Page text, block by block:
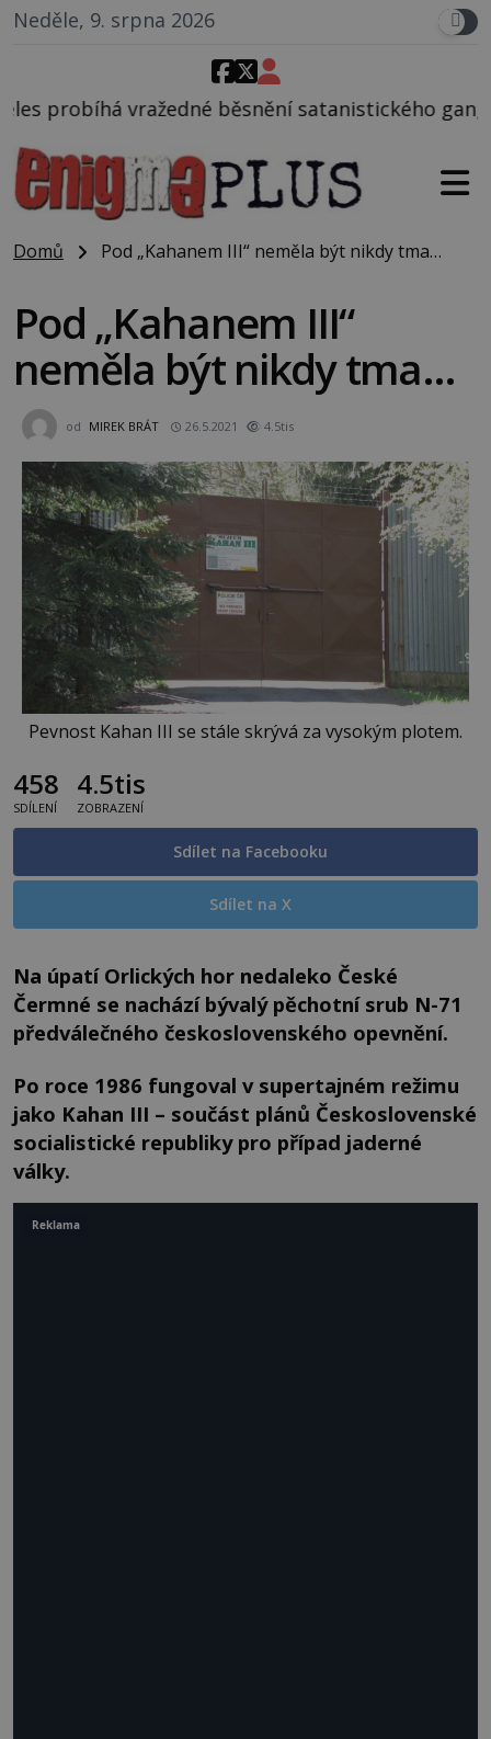
Neděle, 9. srpna 2026
satanistického gangu vedeného
Domů Pod „Kahanem III“ neměla být nikdy tma…
Pod „Kahanem III“
neměla být nikdy tma…
od MIREK BRÁT 26.5.2021 4.5tis
Pevnost Kahan III se stále skrývá za vysokým plotem.
458
SDÍLENÍ
4.5tis
ZOBRAZENÍ
Sdílet na Facebooku
Sdílet na X
Na úpatí Orlických hor nedaleko České
Čermné se nachází bývalý pěchotní srub N-71
předválečného československého opevnění.
Po roce 1986 fungoval v supertajném režimu
jako Kahan III – součást plánů Československé
socialistické republiky pro případ jaderné
války.
Reklama